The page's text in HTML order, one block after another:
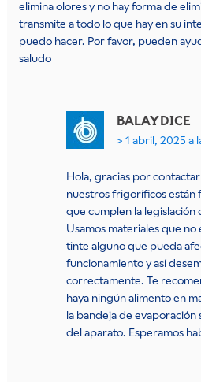
elimina olores y no hay forma de
transmite a todo lo que hay en su
puedo hacer. Por favor, pueden
saludo
BALAY DICE
1 abril, 2025 a
Hola, gracias por
nuestros frigoríficos están
que cumplen la legislación
Usamos materiales que
tinte alguno que pueda
funcionamiento y así
correctamente. Te
haya ningún alimento en
la bandeja de evaporación
del aparato. Esperamos